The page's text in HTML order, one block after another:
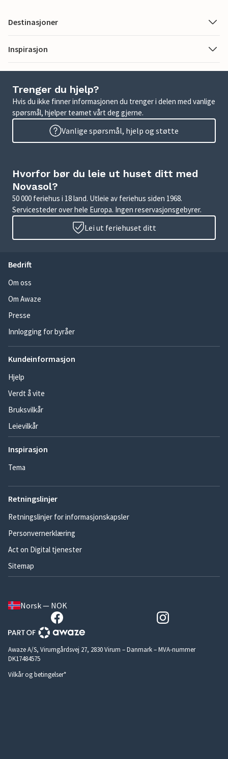
Destinasjoner
Inspirasjon
Trenger du hjelp?
Hvis du ikke finner informasjonen du trenger i delen med vanlige
spørsmål, hjelper teamet vårt deg gjerne.
Vanlige spørsmål, hjelp og støtte
Hvorfor bør du leie ut huset ditt med
Novasol?
50 000 feriehus i 18 land. Utleie av feriehus siden 1968.
Servicesteder over hele Europa. Ingen reservasjonsgebyrer.
Lei ut feriehuset ditt
Bedrift
Om oss
Om Awaze
Presse
Innlogging for byråer
Kundeinformasjon
Hjelp
Verdt å vite
Bruksvilkår
Leievilkår
Inspirasjon
Tema
Retningslinjer
Retningslinjer for informasjonskapsler
Personvernerklæring
Act on Digital tjenester
Sitemap
Norsk — NOK
Awaze A/S, Virumgårdsvej 27, 2830 Virum – Danmark – MVA-nummer
DK17484575
Vilkår og betingelser*